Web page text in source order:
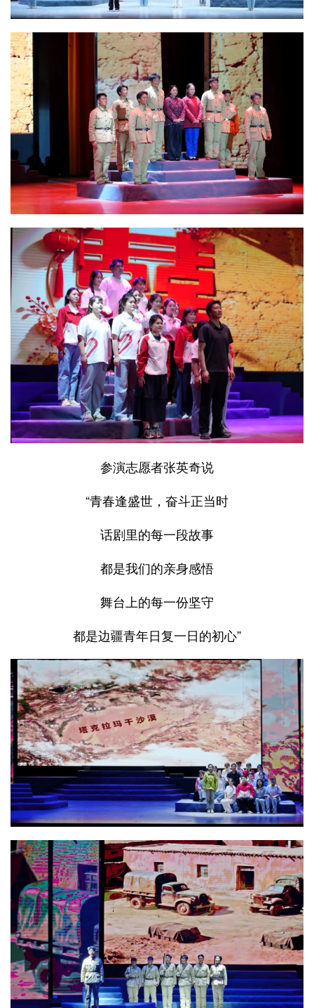
参演志愿者张英奇说
“青春逢盛世，奋斗正当时
话剧里的每一段故事
都是我们的亲身感悟
舞台上的每一份坚守
都是边疆青年日复一日的初心”